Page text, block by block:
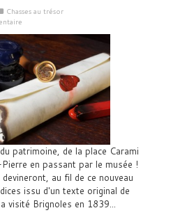
Chasses au trésor
patrimoine, de la place Carami
en passant par le musée !
au fil de ce nouveau
issu d'un texte original de
visité Brignoles en 1839...